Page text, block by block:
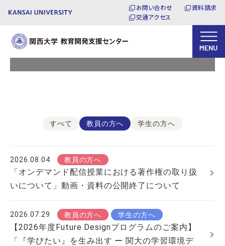
お問い合わせ
資料請求
交通アクセス
お知らせ
すべて 教員の方へ 学生の方へ
2026.08.04 教員の方へ
「オンデマンド配信授業における著作権の取り扱
いについて」動画・資料の公開終了について
2026.07.29 教員の方へ 学生の方へ
【2026年度Future Designプログラムのご案内】
「『学びたい』を生み出す ー 関大の学習環境デ